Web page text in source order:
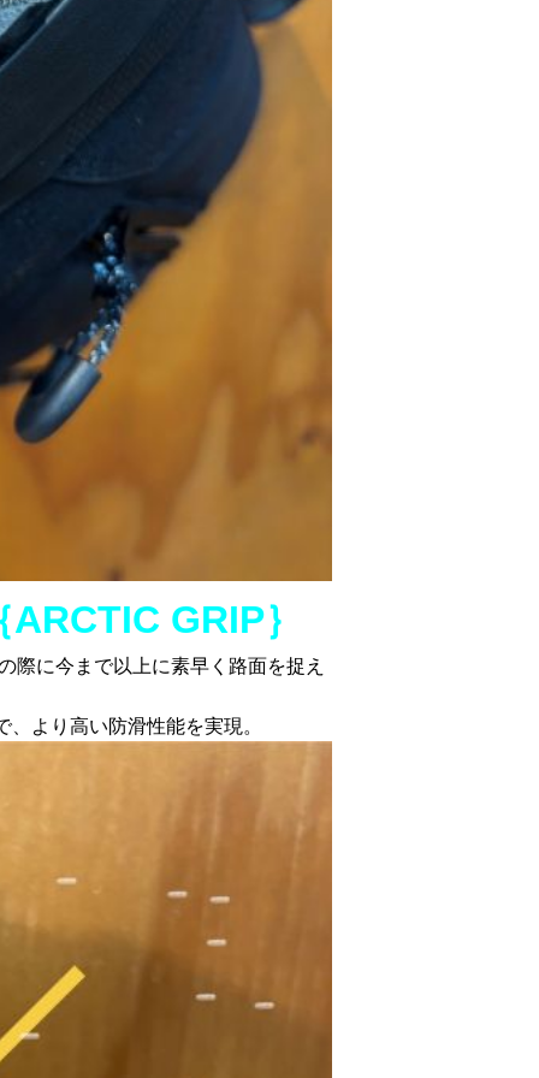
ARCTIC GRIP｝
際に今まで以上に素早く路面を捉え
より高い防滑性能を実現。